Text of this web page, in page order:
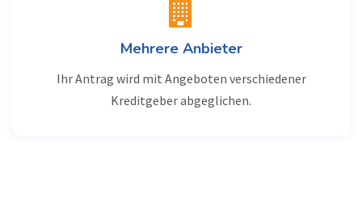
Mehrere Anbieter
Ihr Antrag wird mit Angeboten verschiedener
Kreditgeber abgeglichen.